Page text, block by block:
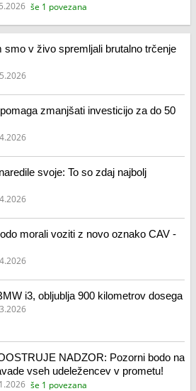
še 1 povezana
smo v živo spremljali brutalno trčenje
zmanjšati investicijo za do 50
svoje: To so zdaj najbolj
morali voziti z novo oznako CAV -
i3, obljublja 900 kilometrov dosega
NADZOR: Pozorni bodo na
vseh udeležencev v prometu!
še 1 povezana